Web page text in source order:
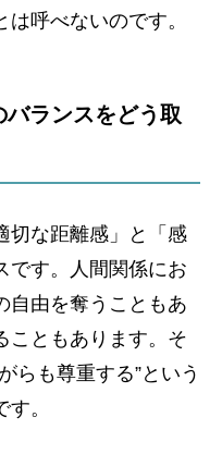
呼べないのです。
ランスをどう取
切な距離感」と「感
です。人間関係にお
自由を奪うこともあ
こともあります。そ
らも尊重する”という
。